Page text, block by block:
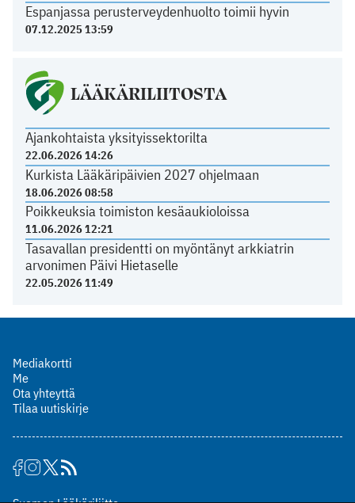
Espanjassa perusterveydenhuolto toimii hyvin
07.12.2025 13:59
LÄÄKÄRILIITOSTA
Ajankohtaista yksityissektorilta
22.06.2026 14:26
Kurkista Lääkäripäivien 2027 ohjelmaan
18.06.2026 08:58
Poikkeuksia toimiston kesäaukioloissa
11.06.2026 12:21
Tasavallan presidentti on myöntänyt arkkiatrin
arvonimen Päivi Hietaselle
22.05.2026 11:49
Mediakortti
Me
Ota yhteyttä
Tilaa uutiskirje